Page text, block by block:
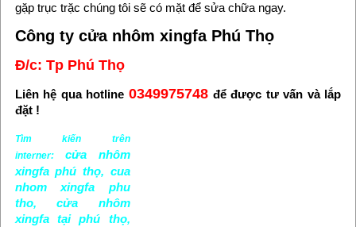
gặp trục trặc chúng tôi sẽ có mặt để sửa chữa ngay.
Công ty cửa nhôm xingfa Phú Thọ
Đ/c: Tp Phú Thọ
Liên hệ qua hotline 0349975748để được tư vấn và lắp
đặt !
Tìm kiến trên
interner:
cửa nhôm
xingfa phú thọ, cua
nhom xingfa phu
tho, cửa nhôm
xingfa tại phú thọ,